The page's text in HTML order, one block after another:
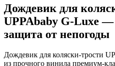
Дождевик для
UPPAbaby G-Luxe —
защита от непогоды
Дождевик для коляски-трости
из прочного винила премиум-